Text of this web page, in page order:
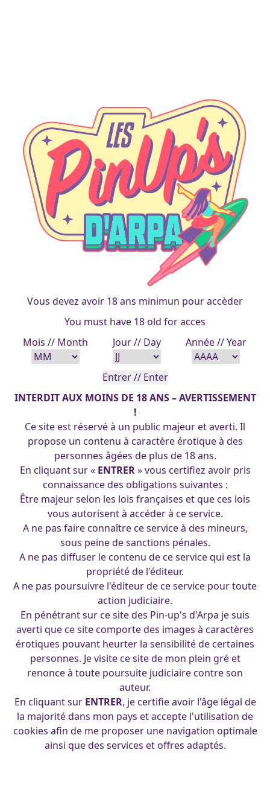
Vous devez avoir 18 ans minimun pour accèder
You must have 18 old for acces
Mois // Month
Jour // Day Année // Year
INTERDIT AUX MOINS DE 18 ANS – AVERTISSEMENT
!
Ce site est réservé à un public majeur et averti. Il
propose un contenu à caractère érotique à des
personnes âgées de plus de 18 ans.
En cliquant sur « ENTRER» vous certifiez avoir pris
connaissance des obligations suivantes :
Être majeur selon les lois françaises et que ces lois
vous autorisent à accéder à ce service.
A ne pas faire connaître ce service à des mineurs,
sous peine de sanctions pénales.
A ne pas diffuser le contenu de ce service qui est la
propriété de l'éditeur.
A ne pas poursuivre l'éditeur de ce service pour toute
action judiciaire.
En pénétrant sur ce site des Pin-up's d'Arpa je suis
averti que ce site comporte des images à caractères
érotiques pouvant heurter la sensibilité de certaines
personnes. Je visite ce site de mon plein gré et
renonce à toute poursuite judiciaire contre son
auteur.
En cliquant sur ENTRER, je certifie avoir l'âge légal de
la majorité dans mon pays et accepte l'utilisation de
cookies afin de me proposer une navigation optimale
ainsi que des services et offres adaptés.
26-09-2017
Cyberpunk
|5 septembre 2016